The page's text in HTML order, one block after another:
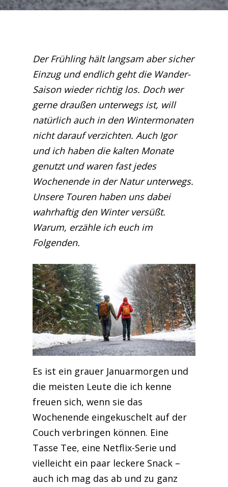
Der Frühling hält langsam aber sicher
Einzug und endlich geht die Wander-
Saison wieder richtig los. Doch wer
gerne draußen unterwegs ist, will
natürlich auch in den Wintermonaten
nicht darauf verzichten. Auch Igor
und ich haben die kalten Monate
genutzt und waren fast jedes
Wochenende in der Natur unterwegs.
Unsere Touren haben uns dabei
wahrhaftig den Winter versüßt.
Warum, erzähle ich euch im
Folgenden.
Es ist ein grauer Januarmorgen und
die meisten Leute die ich kenne
freuen sich, wenn sie das
Wochenende eingekuschelt auf der
Couch verbringen können. Eine
Tasse Tee, eine Netflix-Serie und
vielleicht ein paar leckere Snack –
auch ich mag das ab und zu ganz